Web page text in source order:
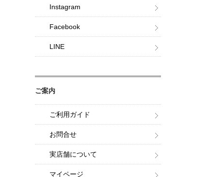
Instagram
Facebook
LINE
ご案内
ご利用ガイド
お問合せ
実店舗について
マイページ